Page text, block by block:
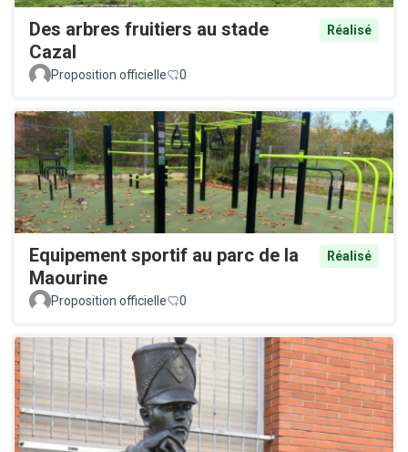
Des arbres fruitiers au stade
Cazal
Réalisé
Proposition officielle 0
Equipement sportif au parc de la
Maourine
Réalisé
Proposition officielle 0